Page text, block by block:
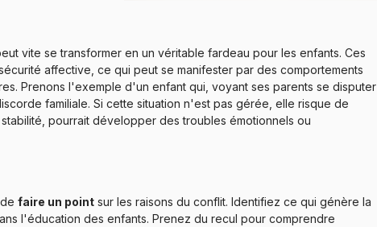
vite se transformer en un véritable fardeau pour les enfants. Ces
affective, ce qui peut se manifester par des comportements
Prenons l'exemple d'un enfant qui, voyant ses parents se disputer
familiale. Si cette situation n'est pas gérée, elle risque de
pourrait développer des troubles émotionnels ou
defaire un point sur les raisons du conflit. Identifiez ce qui génère la
l'éducation des enfants. Prenez du recul pour comprendre